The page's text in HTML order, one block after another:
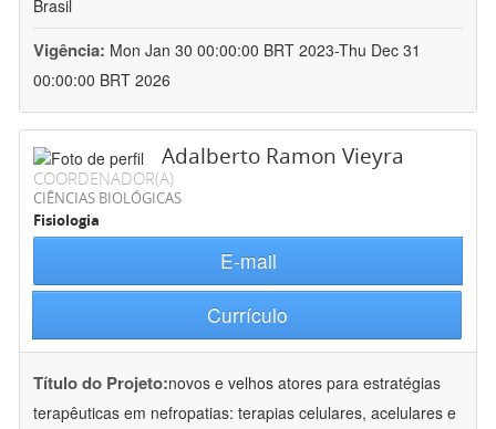
Brasil
Vigência: Mon Jan 30 00:00:00 BRT 2023-Thu Dec 31
00:00:00 BRT 2026
Adalberto Ramon Vieyra
COORDENADOR(A)
CIÊNCIAS BIOLÓGICAS
Fisiologia
E-mail
Currículo
Título do Projeto:novos e velhos atores para estratégias
terapêuticas em nefropatias: terapias celulares, acelulares e